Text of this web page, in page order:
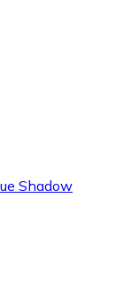
Shadow